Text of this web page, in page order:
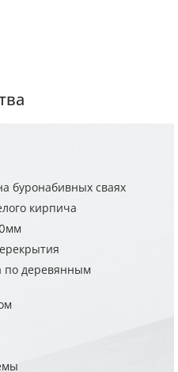
буронабивных сваях
кирпича
по деревянным